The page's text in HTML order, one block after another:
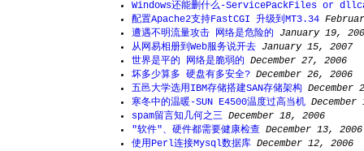
Windows还能删什么-ServicePackFiles or
配置Apache2支持FastCGI 升级到MT3.34
遭遇不明流量攻击 网络是危险的 January 19,
从网易相册到Web服务说开去 January 15, 2007
世界是平的 网络是脆弱的 December 27, 2006
坏多少算多 硬盘有多安全? December 26, 2006
五邑大学选用IBM存储搭建SAN存储架构 December
寒冬中的温暖-SUN E4500温度过高当机
spam留言知几何之三 December 18, 2006
"软件"、硬件都需要健康检查 December 13, 2006
使用Perl连接Mysql数据库 December 12, 2006